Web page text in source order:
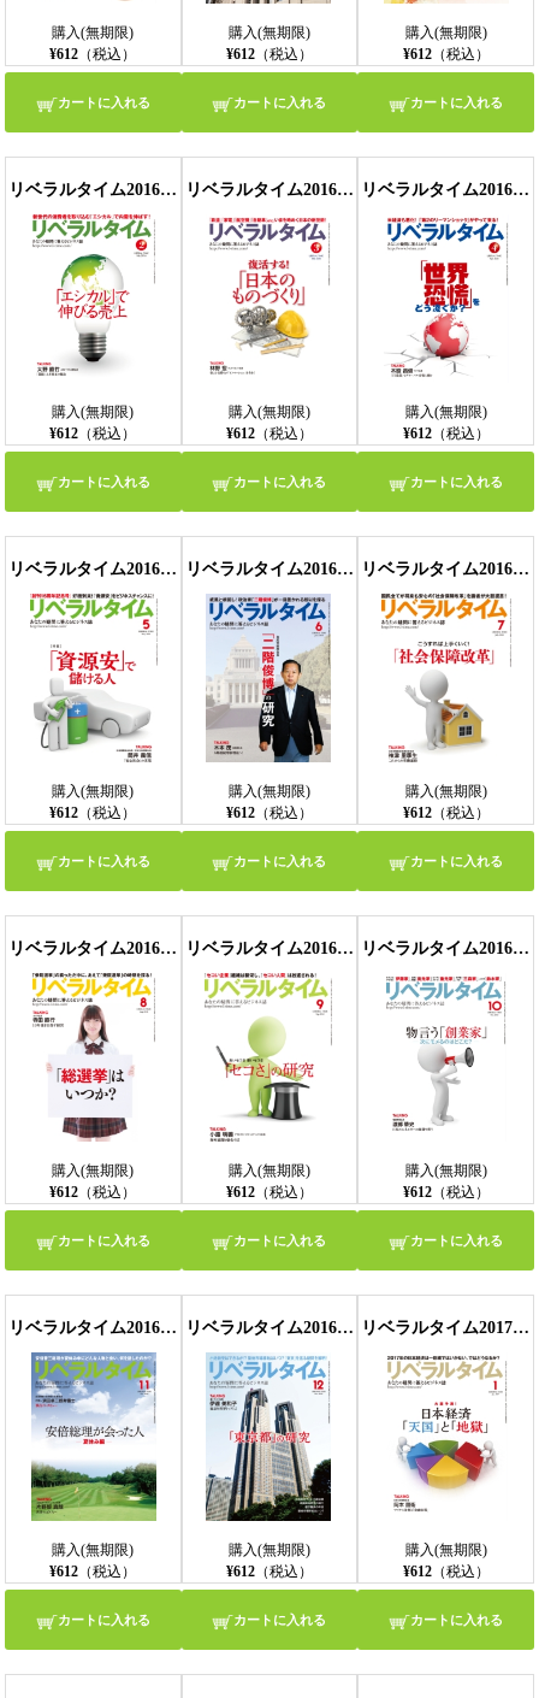
購入(無期限)
¥612 （税込）
カートに入れる
購入(無期限)
¥612（税込）
カートに入れる
購入(無期限)
¥612（税込）
カートに入れる
リベラルタイム2016年2月号
購入(無期限)
¥612 （税込）
カートに入れる
リベラルタイム2016年3月号
購入(無期限)
¥612（税込）
カートに入れる
リベラルタイム2016年4月号
購入(無期限)
¥612（税込）
カートに入れる
リベラルタイム2016年5月号
購入(無期限)
¥612 （税込）
カートに入れる
リベラルタイム2016年6月号
購入(無期限)
¥612（税込）
カートに入れる
リベラルタイム2016年7月号
購入(無期限)
¥612（税込）
カートに入れる
リベラルタイム2016年8月号
購入(無期限)
¥612 （税込）
カートに入れる
リベラルタイム2016年9月号
購入(無期限)
¥612（税込）
カートに入れる
リベラルタイム2016年10月号
購入(無期限)
¥612（税込）
カートに入れる
リベラルタイム2016年11月号
購入(無期限)
¥612 （税込）
カートに入れる
リベラルタイム2016年12月号
購入(無期限)
¥612（税込）
カートに入れる
リベラルタイム2017年1月号
購入(無期限)
¥612（税込）
カートに入れる